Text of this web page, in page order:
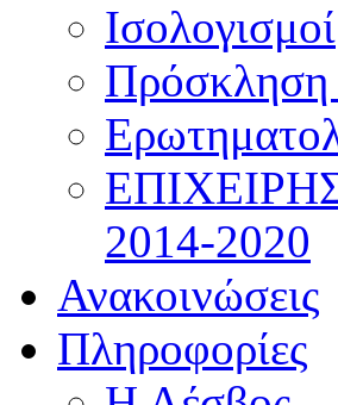
Ισολογισμοί
Πρόσκληση
2014-2020
Ανακοινώσεις
Πληροφορίες